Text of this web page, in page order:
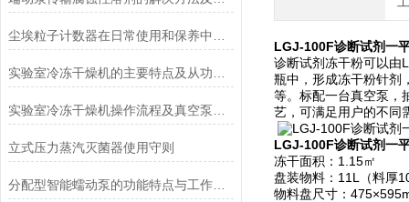
立式压力蒸汽灭菌器使用守则
分配型智能蠕动泵的功能特点与工作模式介绍
LGJ-100F诊断试剂一
诊断试剂冻干粉可以由
瓶中，形成冻干粉针剂
等。标配一台真空泵，
艺，可满足用户的不同
LGJ-100F诊断试剂一
冻干面积：1.15㎡
盘装物料：11L（料厚
物料盘尺寸：